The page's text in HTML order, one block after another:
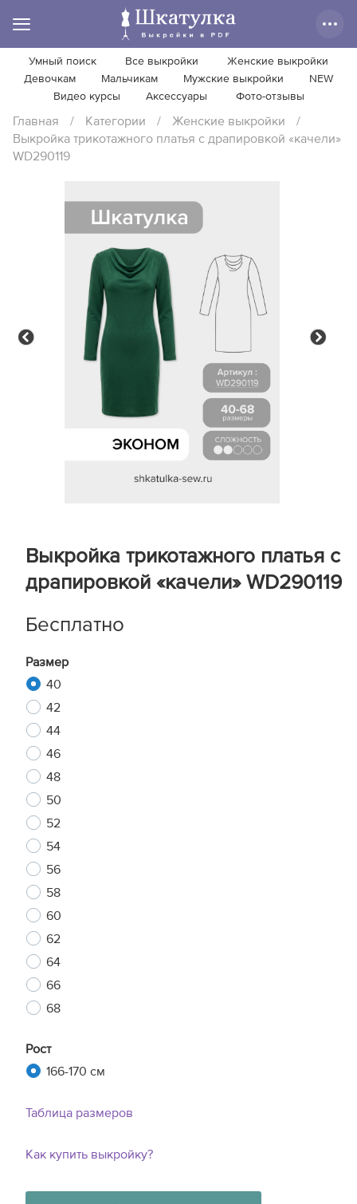
Умный поиск Все выкройки
Женские выкройки
Девочкам
Мальчикам Мужские выкройки
NEW
Видео курсы
Аксессуары Фото-отзывы
Главная / Категории / Женские выкройки
/
Выкройка трикотажного платья с драпировкой «качели»
WD290119
Выкройка трикотажного платья с
драпировкой «качели» WD290119
Бесплатно
Размер
40
42
44
46
48
50
52
54
56
58
60
62
64
66
68
Рост
166-170 см
Таблица размеров
Как купить выкройку?